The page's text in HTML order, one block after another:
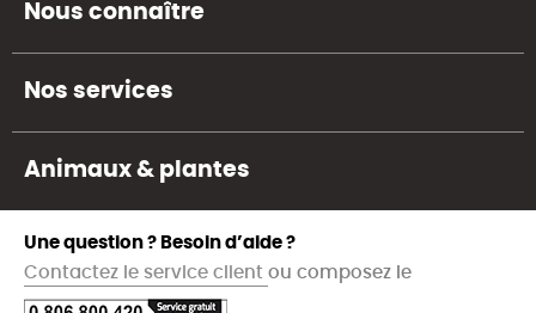
Nous connaître
Nos services
Animaux & plantes
Une question ? Besoin d’aide ?
Contactez le service client ou composez le